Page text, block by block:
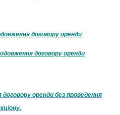
договору оренди
договору оренди
оренди без проведення